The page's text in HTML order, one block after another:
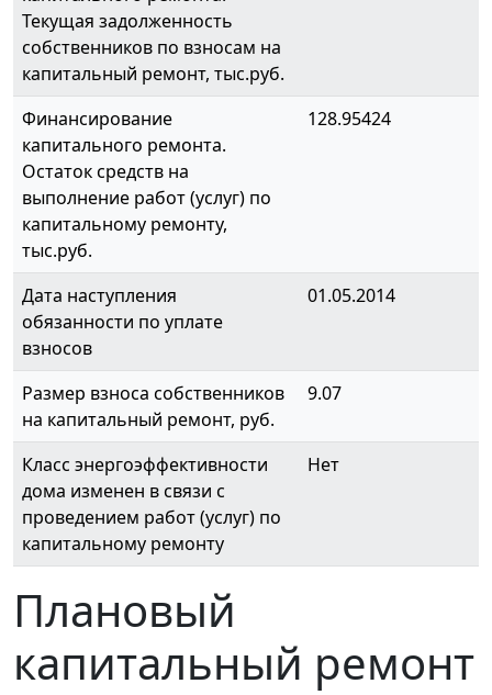
Текущая задолженность
собственников по взносам на
капитальный ремонт, тыс.руб.
Финансирование
капитального ремонта.
Остаток средств на
выполнение работ (услуг) по
капитальному ремонту,
тыс.руб.
128.95424
Дата наступления
обязанности по уплате
взносов
01.05.2014
Размер взноса собственников
на капитальный ремонт, руб.
9.07
Класс энергоэффективности
дома изменен в связи с
проведением работ (услуг) по
капитальному ремонту
Нет
Плановый
капитальный ремонт